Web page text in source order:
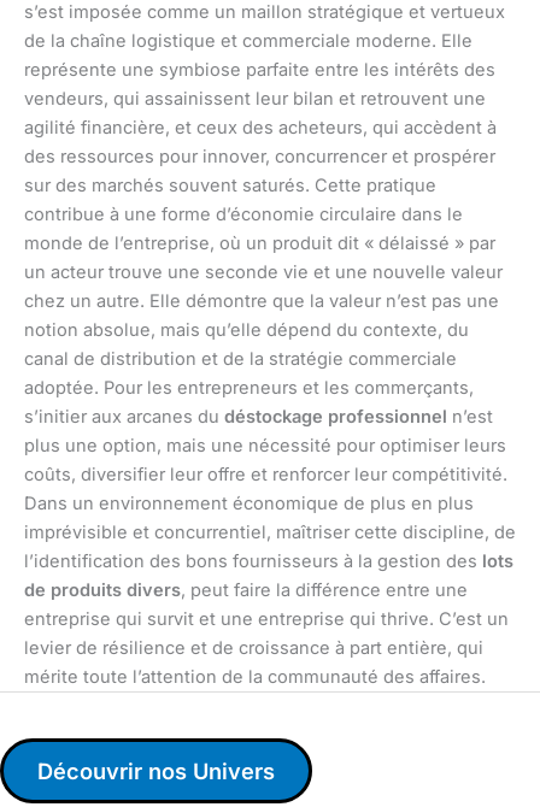
s’est imposée comme un maillon stratégique et vertueux
de la chaîne logistique et commerciale moderne. Elle
représente une symbiose parfaite entre les intérêts des
vendeurs, qui assainissent leur bilan et retrouvent une
agilité financière, et ceux des acheteurs, qui accèdent à
des ressources pour innover, concurrencer et prospérer
sur des marchés souvent saturés. Cette pratique
contribue à une forme d’économie circulaire dans le
monde de l’entreprise, où un produit dit « délaissé » par
un acteur trouve une seconde vie et une nouvelle valeur
chez un autre. Elle démontre que la valeur n’est pas une
notion absolue, mais qu’elle dépend du contexte, du
canal de distribution et de la stratégie commerciale
adoptée. Pour les entrepreneurs et les commerçants,
s’initier aux arcanes du déstockage professionnel n’est
plus une option, mais une nécessité pour optimiser leurs
coûts, diversifier leur offre et renforcer leur compétitivité.
Dans un environnement économique de plus en plus
imprévisible et concurrentiel, maîtriser cette discipline, de
l’identification des bons fournisseurs à la gestion des lots
de produits divers, peut faire la différence entre une
entreprise qui survit et une entreprise qui thrive. C’est un
levier de résilience et de croissance à part entière, qui
mérite toute l’attention de la communauté des affaires.
Découvrir nos Univers